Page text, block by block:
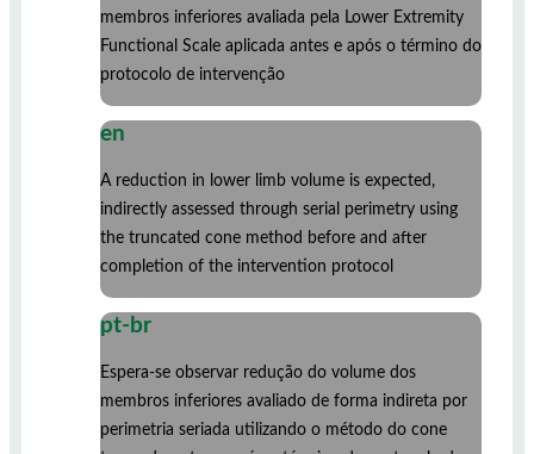
membros inferiores avaliada pela Lower Extremity
Functional Scale aplicada antes e após o término do
protocolo de intervenção
en
A reduction in lower limb volume is expected,
indirectly assessed through serial perimetry using
the truncated cone method before and after
completion of the intervention protocol
pt-br
Espera-se observar redução do volume dos
membros inferiores avaliado de forma indireta por
perimetria seriada utilizando o método do cone